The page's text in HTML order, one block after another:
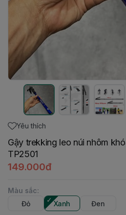
Yêu thích
Gậy trekking leo núi nhôm
TP2501
149.000đ
Màu sắc:
Đỏ
Xanh Đen